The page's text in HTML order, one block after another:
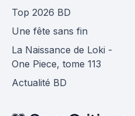
Top 2026 BD
Une fête sans fin
La Naissance de Loki -
One Piece, tome 113
Actualité BD